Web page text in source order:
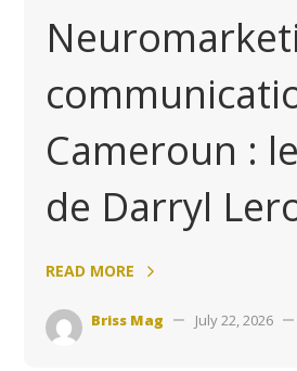
Cameroun :
de Darryl
READ MORE
Briss Mag July 22, 2026